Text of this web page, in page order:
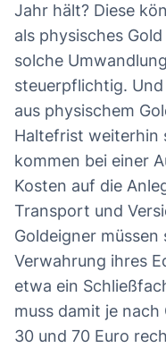
Jahr hält? Diese
als physisches
solche
steuerpflichtig.
aus physischem
Haltefrist weiterhin
kommen bei einer
Kosten auf die
Transport und
Goldeigner
Verwahrung ihres
etwa ein
muss damit je
30 und 70 Euro